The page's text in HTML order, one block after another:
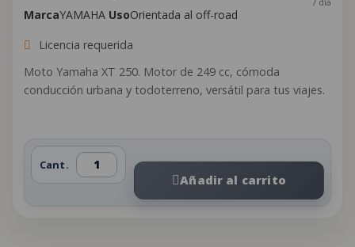
MarcaYAMAHA UsoOrientada al off-road
Licencia requerida
Moto Yamaha XT 250. Motor de 249 cc, cómoda
conducción urbana y todoterreno, versátil para tus viajes.
Cant.
Añadir al carrito